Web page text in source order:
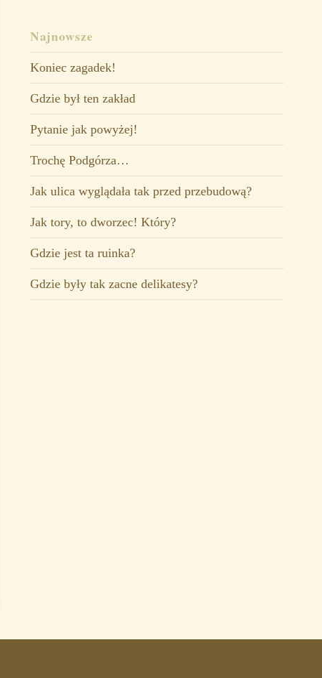
Najnowsze
Koniec zagadek!
Gdzie był ten zakład
Pytanie jak powyżej!
Trochę Podgórza…
Jak ulica wyglądała tak przed przebudową?
Jak tory, to dworzec! Który?
Gdzie jest ta ruinka?
Gdzie były tak zacne delikatesy?